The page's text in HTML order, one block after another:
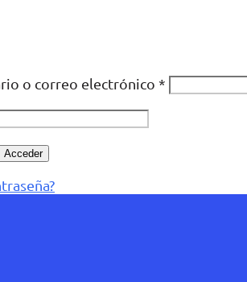
o correo electrónico *
Acceder